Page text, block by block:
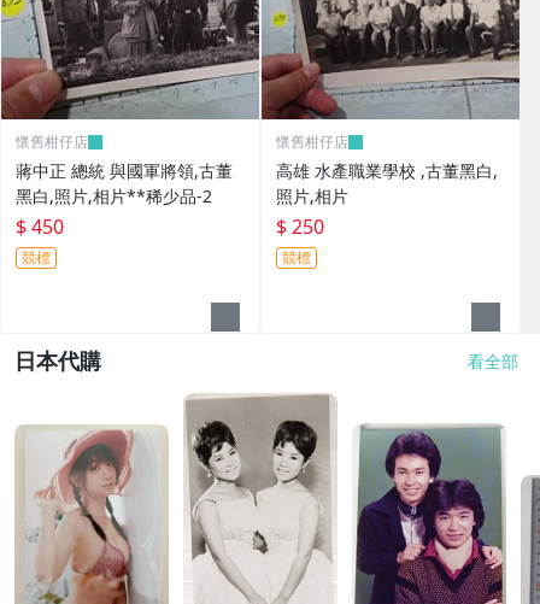
懷舊柑仔店
蔣中正 總統 與國軍將領,古董
黑白,照片,相片**稀少品-2
$ 450
競標
懷舊柑仔店
高雄 水產職業學校 ,古董黑白,
照片,相片
$ 250
競標
日本代購 看全部